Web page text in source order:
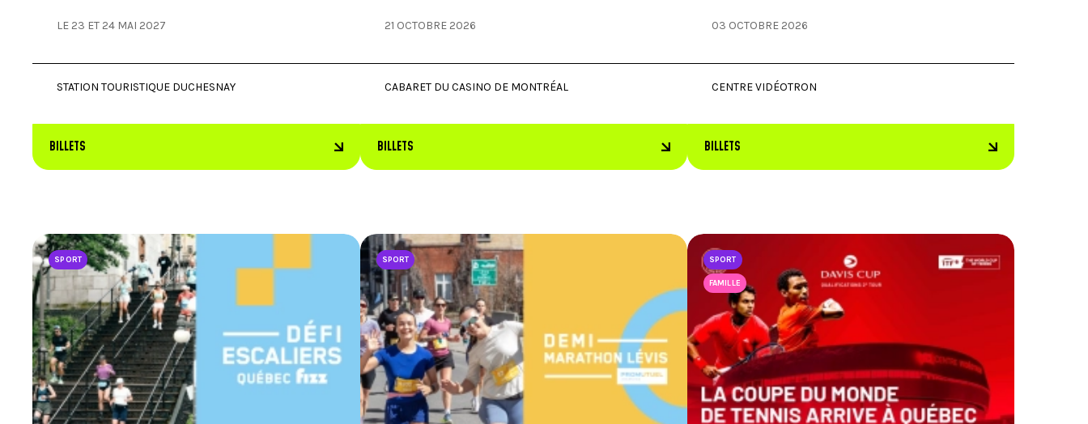
LE 23 ET 24 MAI 2027
STATION TOURISTIQUE DUCHESNAY
BILLETS
21 OCTOBRE 2026
CABARET DU CASINO DE MONTRÉAL
BILLETS
03 OCTOBRE 2026
CENTRE VIDÉOTRON
BILLETS
SPORT SPORT SPORT
FAMILLE